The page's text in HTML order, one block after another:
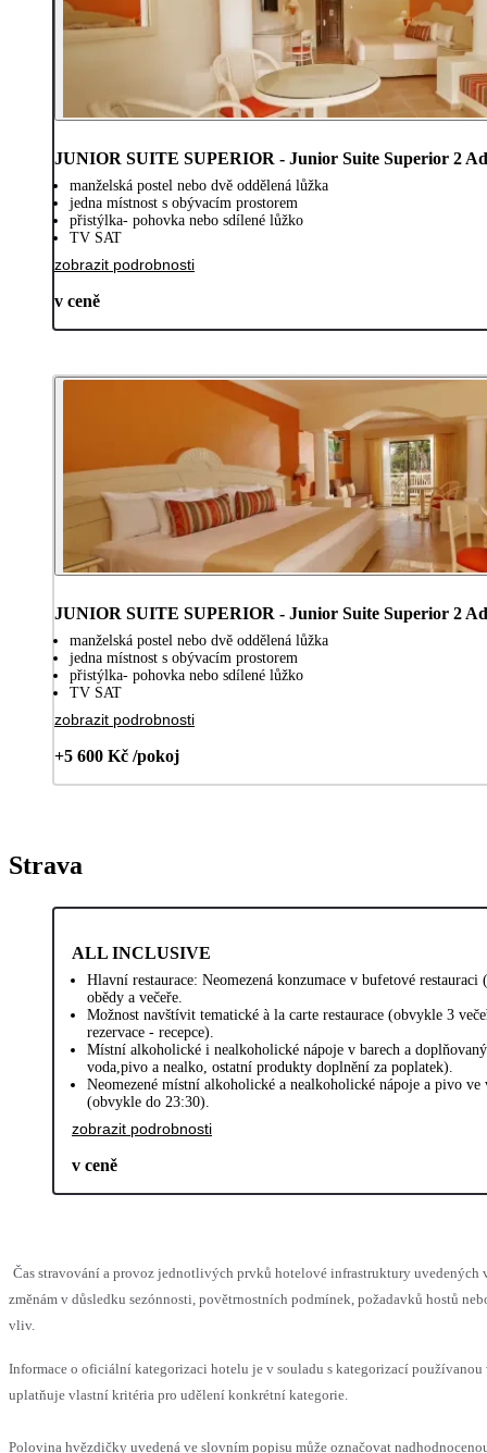
JUNIOR SUITE SUPERIOR - Junior Suite Superior 2
manželská postel nebo dvě oddělená lůžka
jedna místnost s obývacím prostorem
přistýlka- pohovka nebo sdílené lůžko
TV SAT
zobrazit podrobnosti
v ceně
JUNIOR SUITE SUPERIOR - Junior Suite Superior 2
manželská postel nebo dvě oddělená lůžka
jedna místnost s obývacím prostorem
přistýlka- pohovka nebo sdílené lůžko
TV SAT
zobrazit podrobnosti
+5 600 Kč /pokoj
Strava
ALL INCLUSIVE
Hlavní restaurace: Neomezená konzumace v bufetové
obědy a večeře.
Možnost navštívit tematické à la carte restaurace (obvykle 3
rezervace - recepce).
Místní alkoholické i nealkoholické nápoje v barech a
voda,pivo a nealko, ostatní produkty doplnění za poplatek).
Neomezené místní alkoholické a nealkoholické nápoje a pivo ve
(obvykle do 23:30).
zobrazit podrobnosti
v ceně
Čas stravování a provoz jednotlivých prvků hotelové infrastruktury uvedených
změnám v důsledku sezónnosti, povětrnostních podmínek, požadavků hostů
vliv.
Informace o oficiální kategorizaci hotelu je v souladu s kategorizací používanou
uplatňuje vlastní kritéria pro udělení konkrétní kategorie.
Polovina hvězdičky uvedená ve slovním popisu může označovat